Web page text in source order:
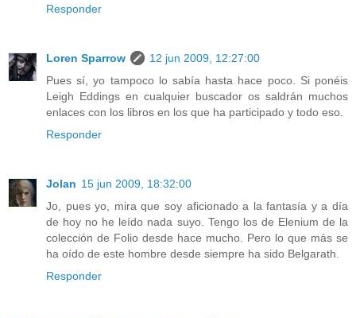
Responder
Loren Sparrow
12 jun 2009, 12:27:00
Pues sí, yo tampoco lo sabía hasta hace poco. Si ponéis
Leigh Eddings en cualquier buscador os saldrán muchos
enlaces con los libros en los que ha participado y todo eso.
Responder
Jolan 15 jun 2009, 18:32:00
Jo, pues yo, mira que soy aficionado a la fantasía y a día
de hoy no he leído nada suyo. Tengo los de Elenium de la
colección de Folio desde hace mucho. Pero lo que más se
ha oído de este hombre desde siempre ha sido Belgarath.
Responder